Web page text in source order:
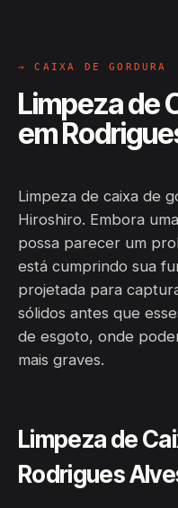
→ CAIXA DE GORDURA
Limpeza de
em
Limpeza de caixa de
Hiroshiro. Embora
possa parecer um
está cumprindo sua
projetada para
sólidos antes que
de esgoto, onde
mais graves.
Limpeza de
Rodrigues